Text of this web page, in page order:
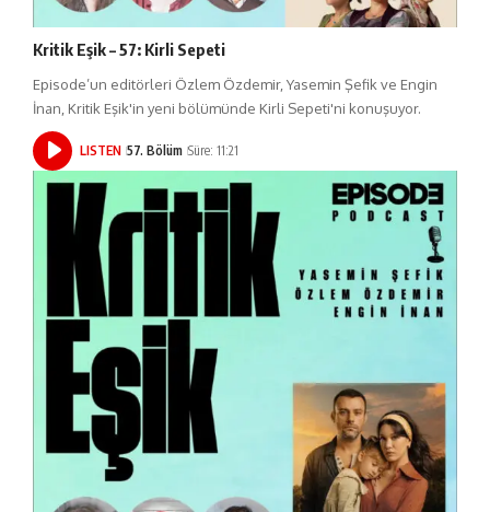
Kritik Eşik – 57: Kirli Sepeti
Episode’un editörleri Özlem Özdemir, Yasemin Şefik ve Engin
İnan, Kritik Eşik'in yeni bölümünde Kirli Sepeti'ni konuşuyor.
LISTEN 57. Bölüm Süre: 11:21